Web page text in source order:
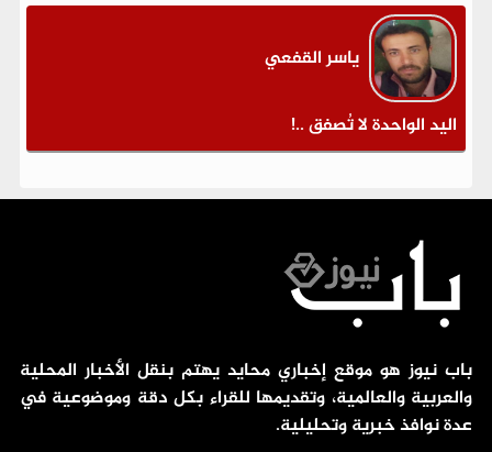
ياسر القفعي
اليد الواحدة لا تُصفق ..!
باب نيوز هو موقع إخباري محايد يهتم بنقل الأخبار المحلية
والعربية والعالمية، وتقديمها للقراء بكل دقة وموضوعية في
عدة نوافذ خبرية وتحليلية.